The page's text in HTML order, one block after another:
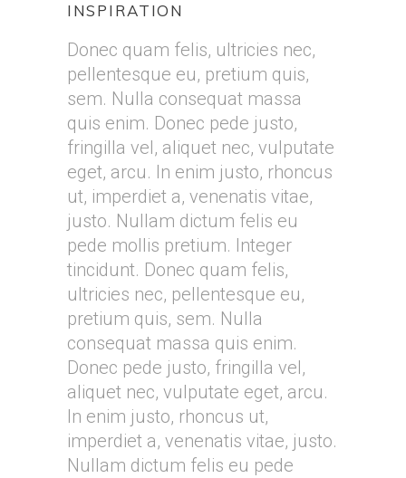
INSPIRATION
Donec quam felis, ultricies nec,
pellentesque eu, pretium quis,
sem. Nulla consequat massa
quis enim. Donec pede justo,
fringilla vel, aliquet nec, vulputate
eget, arcu. In enim justo, rhoncus
ut, imperdiet a, venenatis vitae,
justo. Nullam dictum felis eu
pede mollis pretium. Integer
tincidunt. Donec quam felis,
ultricies nec, pellentesque eu,
pretium quis, sem. Nulla
consequat massa quis enim.
Donec pede justo, fringilla vel,
aliquet nec, vulputate eget, arcu.
In enim justo, rhoncus ut,
imperdiet a, venenatis vitae, justo.
Nullam dictum felis eu pede